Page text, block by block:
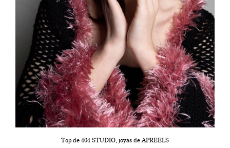
Top de 404 STUDIO, joyas de APREELS